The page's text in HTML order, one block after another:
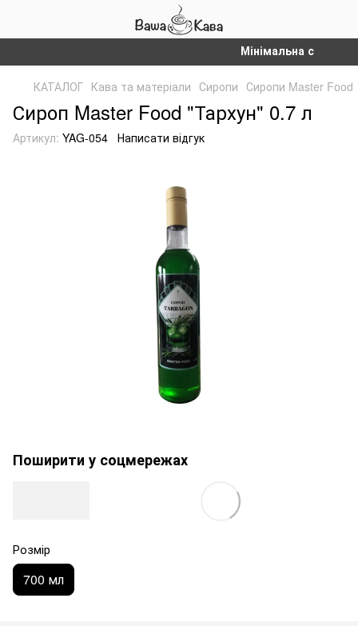
Мінімальна сума
КАТАЛОГ Кава та матеріали Сиропи Сиропи Master Food
Сироп Master Food "Тархун" 0.7 л
Артикул: YAG-054 Написати відгук
Поширити у соцмережах
Розмір
700 мл